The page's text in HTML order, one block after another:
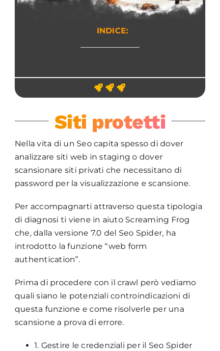
INDICE:
Siti protetti
Nella vita di un Seo capita spesso di dover
analizzare siti web in staging o dover
scansionare siti privati che necessitano di
password per la visualizzazione e scansione.
Per accompagnarti attraverso questa tipologia
di diagnosi ti viene in aiuto Screaming Frog
che, dalla versione 7.0 del Seo Spider, ha
introdotto la funzione “web form
authentication”.
Prima di procedere con il crawl però vediamo
quali siano le potenziali controindicazioni di
questa funzione e come risolverle per una
scansione a prova di errore.
1. Gestire le credenziali per il Seo Spider